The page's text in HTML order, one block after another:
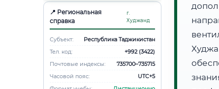
📍 Региональная
справка
г.
Худжанд
Субъект:
Республика Таджикистан
Тел. код:
+992 (3422)
Почтовые индексы:
735700–735715
Часовой пояс:
UTC+5